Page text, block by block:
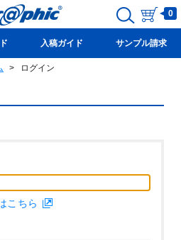
0
入稿ガイド サンプル請求
ログイン
こちら